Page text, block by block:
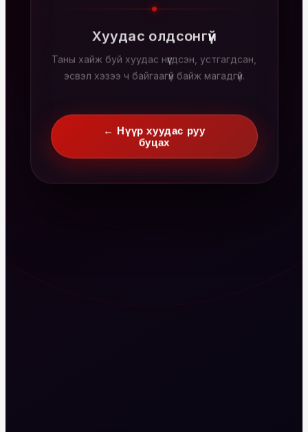
Хуудас олдсонгүй
Таны хайж буй хуудас нүүгдсэн, устгагдсан,
эсвэл хэзээ ч байгаагүй байж магадгүй.
← Нүүр хуудас руу
буцах